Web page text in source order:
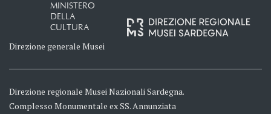
MINISTERO
DELLA
CULTURA
Direzione generale Musei
Direzione regionale Musei Nazionali Sardegna.
Complesso Monumentale ex SS. Annunziata